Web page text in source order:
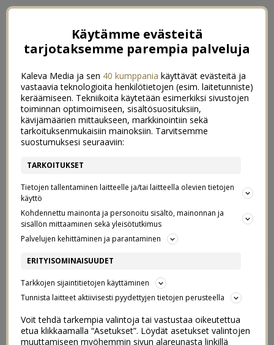
ARJEN HELPOTTAJIA EKAA KERTAA PYÖRÄILLEN
VÄRIKKÄÄT HALLOWEEN-
JUHLAT
Käytämme evästeitä
tarjotaksemme parempia palveluja
Kaleva Media ja sen 40 kumppania käyttävät evästeitä ja
vastaavia teknologioita henkilötietojen (esim. laitetunniste)
keräämiseen. Tekniikoita käytetään esimerkiksi sivustojen
toiminnan optimoimiseen, sisältösuosituksiin,
kävijämäärien mittaukseen, markkinointiin sekä
tarkoituksenmukaisiin mainoksiin. Tarvitsemme
suostumuksesi seuraaviin:
TARKOITUKSET
Tietojen tallentaminen laitteelle ja/tai laitteella olevien tietojen
käyttö
Kohdennettu mainonta ja personoitu sisältö, mainonnan ja
sisällön mittaaminen sekä yleisötutkimus
Palvelujen kehittäminen ja parantaminen
ERITYISOMINAISUUDET
Tarkkojen sijaintitietojen käyttäminen
Tunnista laitteet aktiivisesti pyydettyjen tietojen perusteella
Voit tehdä tarkempia valintoja tai vastustaa oikeutettua
etua klikkaamalla “Asetukset”. Löydät asetukset valintojen
muuttamiseen myöhemmin sivun alareunasta linkillä